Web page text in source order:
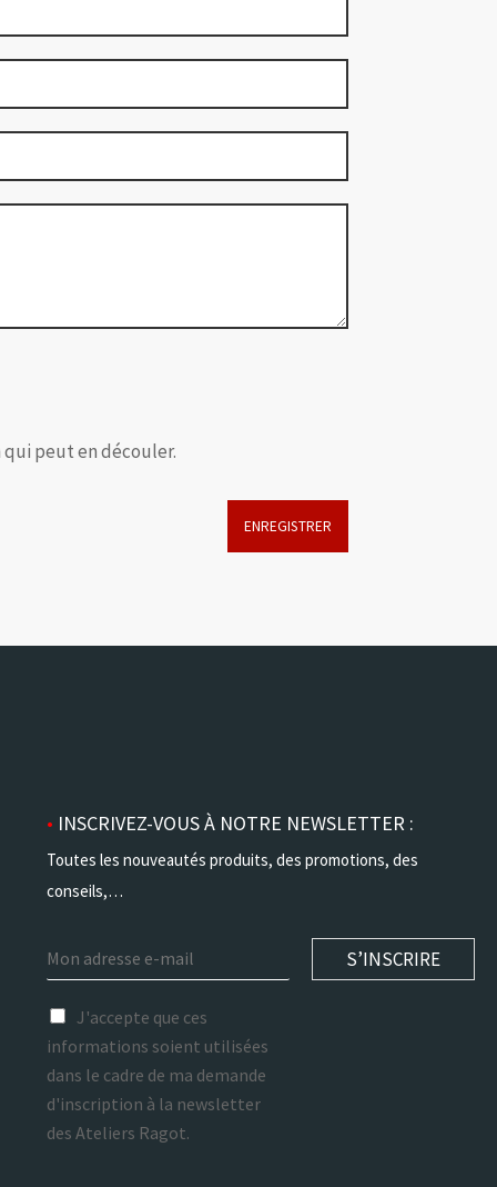
peut en découler.
ENREGISTRER
• INSCRIVEZ-VOUS À NOTRE NEWSLETTER :
Toutes les nouveautés produits, des promotions, des
conseils,…
E
m
i
l
*
r
p
d
*
J'accepte que ces
informations soient utilisées
dans le cadre de ma demande
d'inscription à la newsletter
des Ateliers Ragot.
S’INSCRIRE